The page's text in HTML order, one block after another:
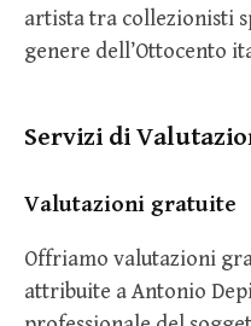
artista tra collezionisti
genere dell’Ottocento
Servizi di
Valutazioni gratuite
Offriamo valutazioni
attribuite a Antonio